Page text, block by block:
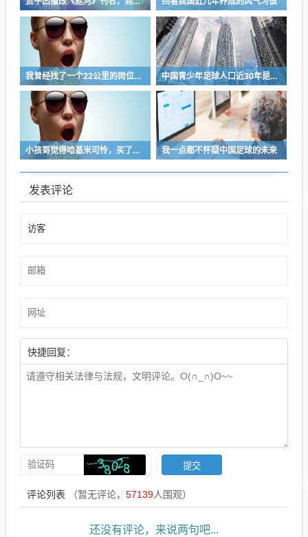
我曾经找了一个22公里的岗位，坚持了2个星期就坚持不下去了 中国青少年足球人口近30年是断崖式下降
小孩哥觉得哈基米可怜，买了火腿肠喂哈基米，结果哈基米直接叼走他的鹦鹉… 我一点都不怀疑中国足球的未来
发表评论
快捷回复：
评论列表 （暂无评论， 57139人围观）
还没有评论，来说两句吧...